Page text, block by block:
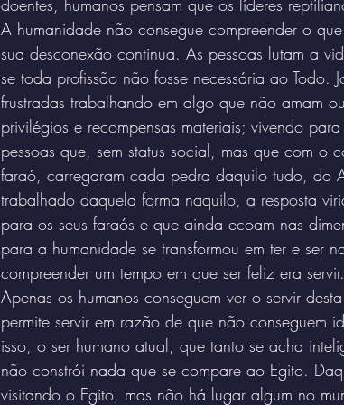
doentes, humanos pensam que os líderes
A humanidade não consegue compreender o
sua desconexão continua. As pessoas lutam a
se toda profissão não fosse necessária ao Todo.
frustradas trabalhando em algo que não amam
privilégios e recompensas materiais; vivendo
pessoas que, sem status social, mas que com
faraó, carregaram cada pedra daquilo tudo, do
trabalhado daquela forma naquilo, a resposta
para os seus faraós e que ainda ecoam nas
para a humanidade se transformou em ter e ser
compreender um tempo em que ser feliz era servir.
Apenas os humanos conseguem ver o servir
permite servir em razão de que não conseguem
isso, o ser humano atual, que tanto se acha
não constrói nada que se compare ao Egito.
visitando o Egito, mas não há lugar algum no